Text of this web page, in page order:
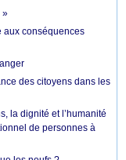
»
aux conséquences
des citoyens dans les
la dignité et l’humanité
de personnes à